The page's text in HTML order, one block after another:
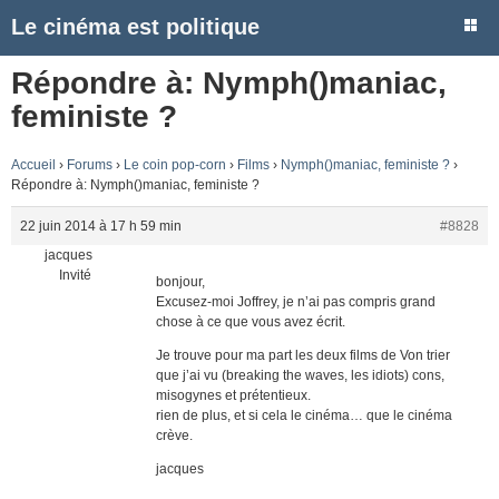
Le cinéma est politique
Répondre à: Nymph()maniac,
feministe ?
Accueil › Forums › Le coin pop-corn › Films › Nymph()maniac, feministe ? ›
Répondre à: Nymph()maniac, feministe ?
22 juin 2014 à 17 h 59 min
#8828
jacques
Invité
bonjour,
Excusez-moi Joffrey, je n’ai pas compris grand
chose à ce que vous avez écrit.
Je trouve pour ma part les deux films de Von trier
que j’ai vu (breaking the waves, les idiots) cons,
misogynes et prétentieux.
rien de plus, et si cela le cinéma… que le cinéma
crève.
jacques